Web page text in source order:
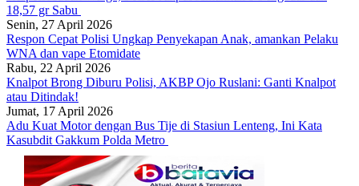
18,57 gr Sabu
Senin, 27 April 2026
Respon Cepat Polisi Ungkap Penyekapan Anak, amankan Pelaku
WNA dan vape Etomidate
Rabu, 22 April 2026
Knalpot Brong Diburu Polisi, AKBP Ojo Ruslani: Ganti Knalpot
atau Ditindak!
Jumat, 17 April 2026
Adu Kuat Motor dengan Bus Tije di Stasiun Lenteng, Ini Kata
Kasubdit Gakkum Polda Metro